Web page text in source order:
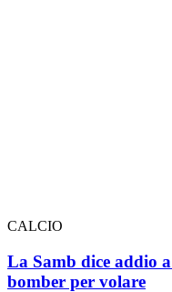
CALCIO
La Samb dice addio
bomber per volare